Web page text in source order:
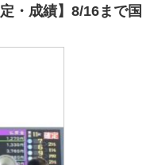
・成績】8/16まで国